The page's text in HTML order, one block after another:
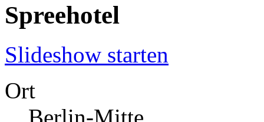
Spreehotel
Slideshow starten
Ort
Berlin-Mitte